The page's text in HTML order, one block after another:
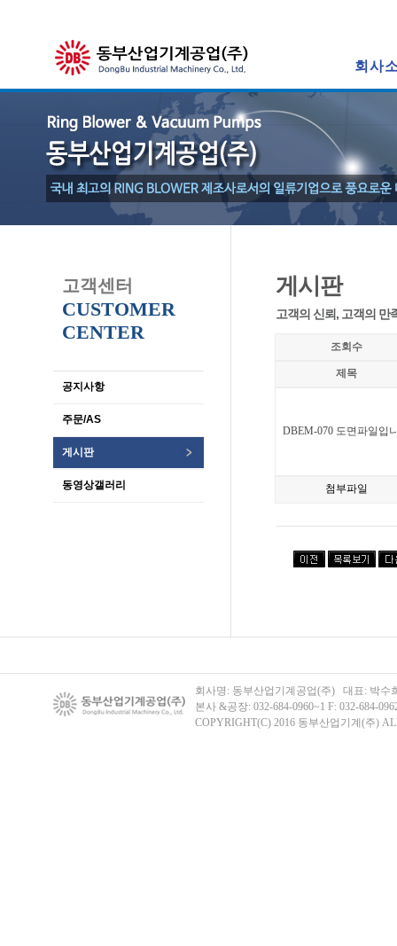
회사
고객센터
CUSTOMER
CENTER
공지사항
주문/AS
게시판
동영상갤러리
게시판
고객의 신뢰, 고객의 만
조회수
제목
DBEM-070 도면파일입
첨부파일
회사명: 동부산업기계공업(주) 대표: 박수
본사 &공장: 032-684-0960~1 F: 032-684-
COPYRIGHT(C) 2016 동부산업기계(주)